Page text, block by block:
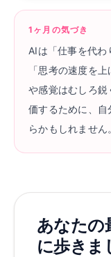
1ヶ月の気づき
AIは「仕事を代わ
「思考の速度を
や感覚はむしろ
価するために、
らかもしれません
あなたの
に歩きま